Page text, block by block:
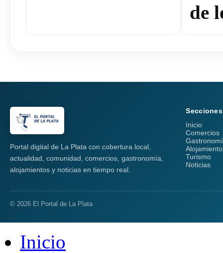
de
Portal digital de La Plata con cobertura local,
actualidad, comunidad, comercios, gastronomía,
alojamientos y noticias en tiempo real.
Secciones
Inicio
Comercios
Turismo
Noticias
© 2026 El Portal de La Plata
Inicio